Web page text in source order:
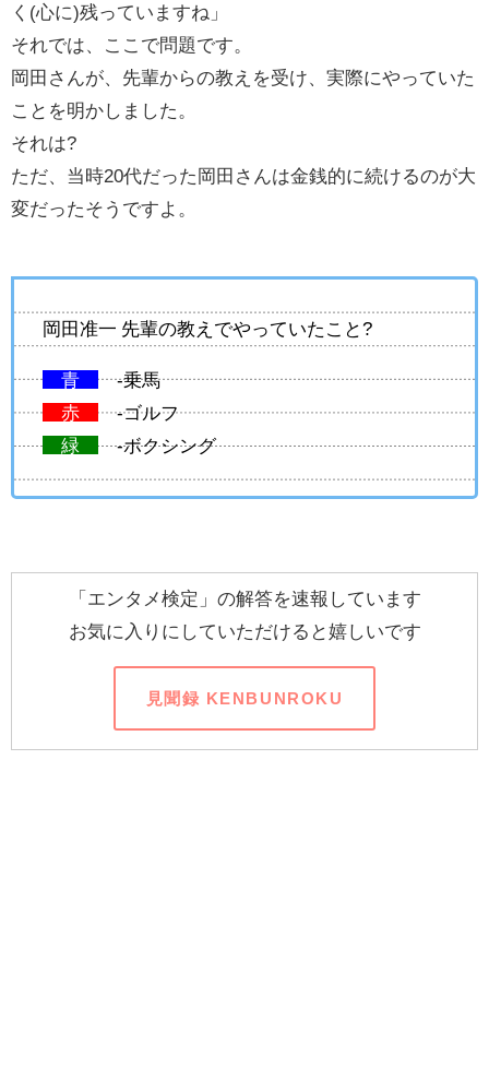
く(心に)残っていますね」
それでは、ここで問題です。
岡田さんが、先輩からの教えを受け、実際にやっていた
ことを明かしました。
それは?
ただ、当時20代だった岡田さんは金銭的に続けるのが大
変だったそうですよ。
岡田准一 先輩の教えでやっていたこと?
青
-乗馬
赤
-ゴルフ
緑
-ボクシング
「エンタメ検定」の解答を速報しています
お気に入りにしていただけると嬉しいです
見聞録 KENBUNROKU